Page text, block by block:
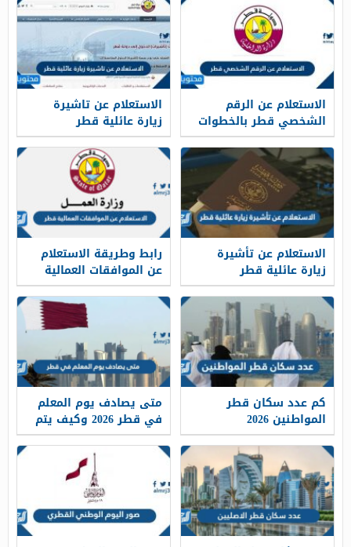
الاستعلام عن الرقم
الشخصي قطر بالخطوات
التفصيلية 2026
الاستعلام عن تاشيرة
زيارة عائلية قطر
بالخطوات 2026
الاستعلام عن تأشيرة
زيارة عائلية قطر
بالتفصيل 2026
رابط وطريقة الاستعلام
عن الموافقات العمالية
قطر 2026
كم عدد سكان قطر
المواطنين 2026
متى يصادف يوم المعلم
في قطر 2026 وكيف يتم
الاحتفال به